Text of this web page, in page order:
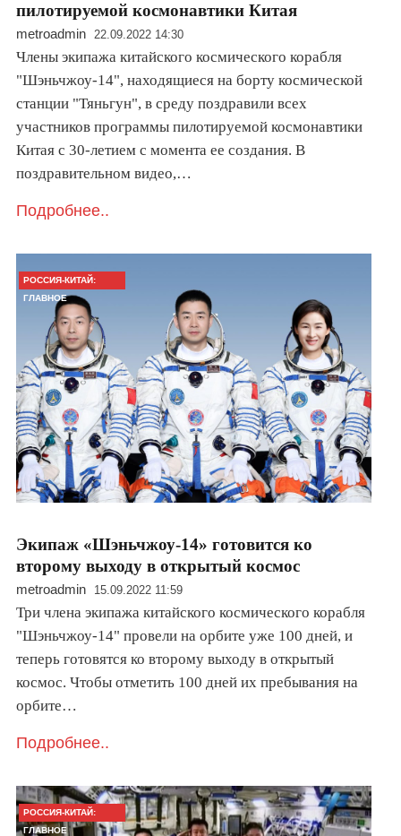
пилотируемой космонавтики Китая
metroadmin 22.09.2022 14:30
Члены экипажа китайского космического корабля
"Шэньчжоу-14", находящиеся на борту космической
станции "Тяньгун", в среду поздравили всех
участников программы пилотируемой космонавтики
Китая с 30-летием с момента ее создания. В
поздравительном видео,…
Подробнее..
РОССИЯ-КИТАЙ:
ГЛАВНОЕ
​Экипаж «Шэньчжоу-14» готовится ко
второму выходу в открытый космос
metroadmin 15.09.2022 11:59
Три члена экипажа китайского космического корабля
"Шэньчжоу-14" провели на орбите уже 100 дней, и
теперь готовятся ко второму выходу в открытый
космос. Чтобы отметить 100 дней их пребывания на
орбите…
Подробнее..
РОССИЯ-КИТАЙ:
ГЛАВНОЕ